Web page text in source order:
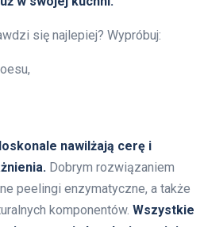
się najlepiej? Wypróbuj:
nawilżają cerę i
Dobrym rozwiązaniem
peelingi enzymatyczne, a także
komponentów. Wszystkie